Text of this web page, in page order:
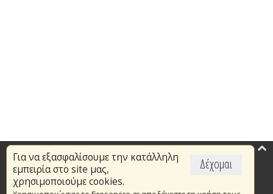
Δέχομαι
Για να εξασφαλίσουμε την κατάλληλη
εμπειρία στο site μας,
χρησιμοποιούμε cookies.
Επικαιρότητα
Το Πυροσβεστικό Σώμα